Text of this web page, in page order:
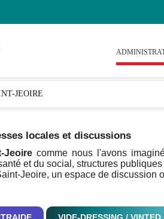
locales et discussions
Jeoirecomme nous l'avons
et du social, structures
Jeoire, un espace de discussion